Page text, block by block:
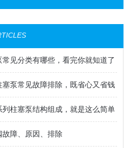
见分类有哪些，看完你就知道了
泵常见故障排除，既省心又省钱
柱塞泵结构组成，就是这么简单
故障、原因、排除